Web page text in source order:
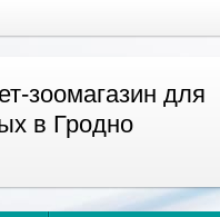
зоомагазин для
в Гродно